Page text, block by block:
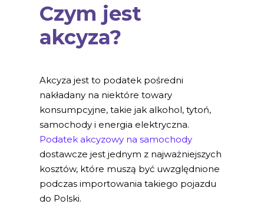
Czym jest
akcyza?
Akcyza jest to podatek pośredni
nakładany na niektóre towary
konsumpcyjne, takie jak alkohol, tytoń,
samochody i energia elektryczna.
Podatek akcyzowy na samochody
dostawcze jest jednym z najważniejszych
kosztów, które muszą być uwzględnione
podczas importowania takiego pojazdu
do Polski.